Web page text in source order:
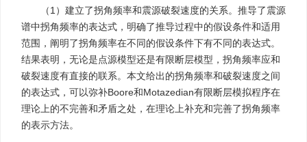
（1）建立了拐角频率和震源破裂速度的关系。推导了震源
谱中拐角频率的表达式，明确了推导过程中的假设条件和适用
范围，阐明了拐角频率在不同的假设条件下有不同的表达式。
结果表明，无论是点源模型还是有限断层模型，拐角频率应和
破裂速度有直接的联系。本文给出的拐角频率和破裂速度之间
的表达式，可以弥补Boore和Motazedian有限断层模拟程序在
理论上的不完善和矛盾之处，在理论上补充和完善了拐角频率
的表示方法。